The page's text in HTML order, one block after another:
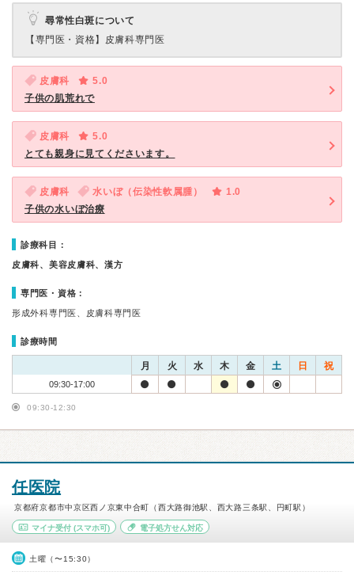
尋常性白斑について
【専門医・資格】 皮膚科専門医
皮膚科
5.0
子供の肌荒れで
皮膚科
5.0
とても親身に見てくださいます。
皮膚科 水いぼ（伝染性軟属腫）
1.0
子供の水いぼ治療
診療科目：
皮膚科、美容皮膚科、漢方
専門医・資格：
形成外科専門医、皮膚科専門医
診療時間
月 火 水 木 金 土 日 祝
09:30-17:00
09:30-12:30
任医院
京都府京都市中京区西ノ京東中合町（西大路御池駅、西大路三条駅、円町駅）
マイナ受付 (スマホ可) 電子処方せん対応
土曜（〜15:30）